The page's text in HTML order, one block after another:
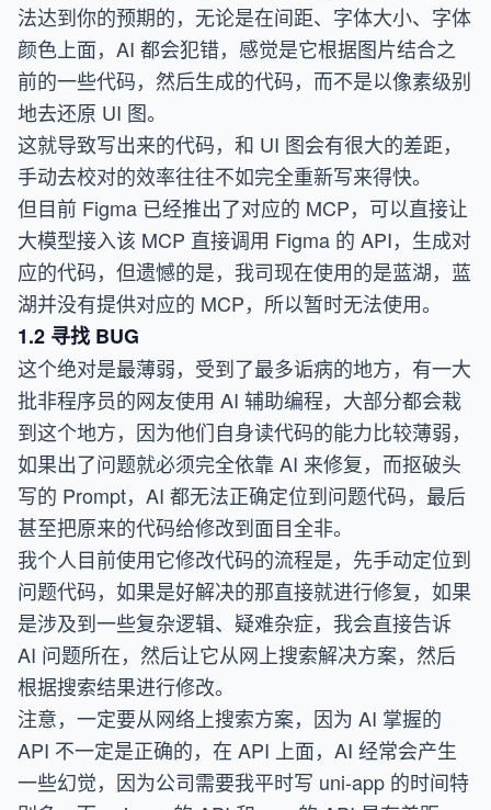
法达到你的预期的，无论是在间距、字体大小、字体
颜色上面，AI 都会犯错，感觉是它根据图片结合之
前的一些代码，然后生成的代码，而不是以像素级别
地去还原 UI 图。
这就导致写出来的代码，和 UI 图会有很大的差距，
手动去校对的效率往往不如完全重新写来得快。
但目前 Figma 已经推出了对应的 MCP，可以直接让
大模型接入该 MCP 直接调用 Figma 的 API，生成对
应的代码，但遗憾的是，我司现在使用的是蓝湖，蓝
湖并没有提供对应的 MCP，所以暂时无法使用。
1.2 寻找 BUG
这个绝对是最薄弱，受到了最多诟病的地方，有一大
批非程序员的网友使用 AI 辅助编程，大部分都会栽
到这个地方，因为他们自身读代码的能力比较薄弱，
如果出了问题就必须完全依靠 AI 来修复，而抠破头
写的 Prompt，AI 都无法正确定位到问题代码，最后
甚至把原来的代码给修改到面目全非。
我个人目前使用它修改代码的流程是，先手动定位到
问题代码，如果是好解决的那直接就进行修复，如果
是涉及到一些复杂逻辑、疑难杂症，我会直接告诉
AI 问题所在，然后让它从网上搜索解决方案，然后
根据搜索结果进行修改。
注意，一定要从网络上搜索方案，因为 AI 掌握的
API 不一定是正确的，在 API 上面，AI 经常会产生
一些幻觉，因为公司需要我平时写 uni-app 的时间特